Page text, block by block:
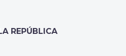
REPÚBLICA